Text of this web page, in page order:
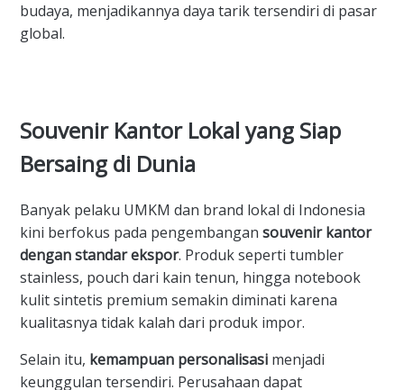
budaya, menjadikannya daya tarik tersendiri di pasar
global.
Souvenir Kantor Lokal yang Siap
Bersaing di Dunia
Banyak pelaku UMKM dan brand lokal di Indonesia
kini berfokus pada pengembangan souvenir kantor
dengan standar ekspor. Produk seperti tumbler
stainless, pouch dari kain tenun, hingga notebook
kulit sintetis premium semakin diminati karena
kualitasnya tidak kalah dari produk impor.
Selain itu, kemampuan personalisasi menjadi
keunggulan tersendiri. Perusahaan dapat